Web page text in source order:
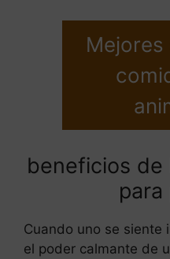
beneficios de
para
Cuando uno se siente
el poder calmante de